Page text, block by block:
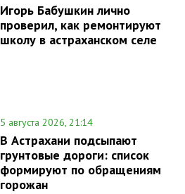
Игорь Бабушкин лично
проверил, как ремонтируют
школу в астраханском селе
5 августа 2026, 21:14
В Астрахани подсыпают
грунтовые дороги: список
формируют по обращениям
горожан